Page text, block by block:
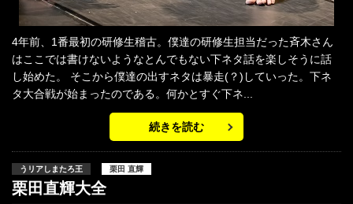
4年前、1番最初の研修生稽古。僕達の研修生担当だった斉木さん
はここでは書けないようなとんでもない下ネタ話を楽しそうに話
し始めた。 そこから僕達の出すネタは暴走(？)していった。下ネ
タ大合戦が始まったのである。何かとすぐ下ネ...
続きを読む
うリアしまたろ王 栗田 直輝
栗田直輝大全